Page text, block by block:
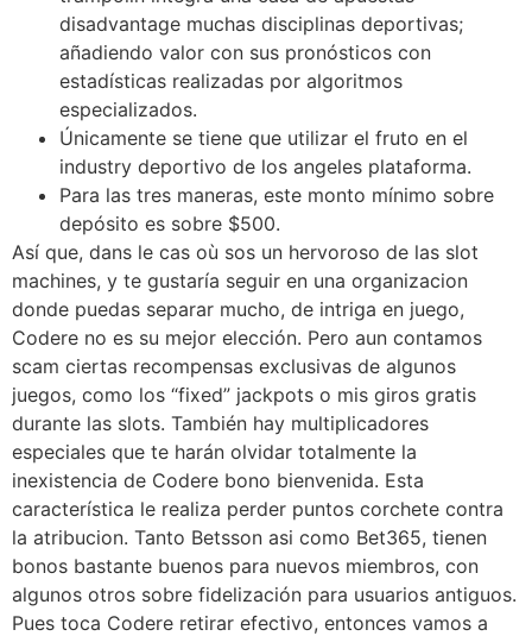
disadvantage muchas disciplinas deportivas;
añadiendo valor con sus pronósticos con
estadísticas realizadas por algoritmos
especializados.
Únicamente se tiene que utilizar el fruto en el
industry deportivo de los angeles plataforma.
Para las tres maneras, este monto mínimo sobre
depósito es sobre $500.
Así que, dans le cas où sos un hervoroso de las slot
machines, y te gustaría seguir en una organizacion
donde puedas separar mucho, de intriga en juego,
Codere no es su mejor elección. Pero aun contamos
scam ciertas recompensas exclusivas de algunos
juegos, como los “fixed” jackpots o mis giros gratis
durante las slots. También hay multiplicadores
especiales que te harán olvidar totalmente la
inexistencia de Codere bono bienvenida. Esta
característica le realiza perder puntos corchete contra
la atribucion. Tanto Betsson asi como Bet365, tienen
bonos bastante buenos para nuevos miembros, con
algunos otros sobre fidelización para usuarios antiguos.
Pues toca Codere retirar efectivo, entonces vamos a